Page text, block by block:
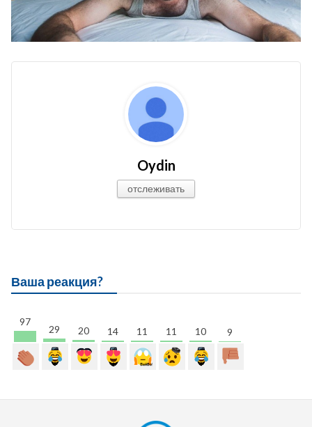
Oydin
отслеживать
Ваша реакция?
97
29 20 14 11 11 10 9